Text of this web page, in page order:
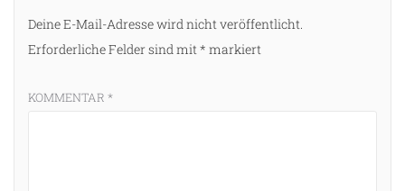
Deine E-Mail-Adresse wird nicht veröffentlicht.
Erforderliche Felder sind mit * markiert
KOMMENTAR *